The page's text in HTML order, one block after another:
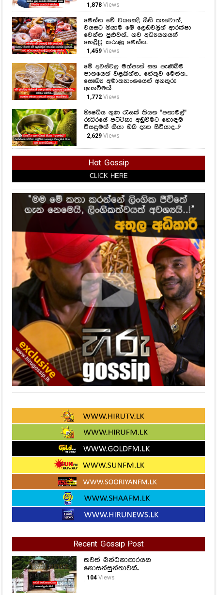
1,878Views
මෙන්න මේ වයසෙදි සීනි කෑවොත්,
වයසට ගියාම මේ ලෙඩවලින් ආරක්ෂා
වෙන්න පුළුවන්.. නව අධ්‍යයනයක්
හෙළිවූ කරුණු මෙන්න..
1,459Views
මේ දවස්වල මත්පැන් සහ පැණිබීම
පානයෙන් වළකින්න.. හේතුව මෙන්න..
සෞඛ්‍ය අමාත්‍යාංශයෙන් අනතුරු
ඇඟවීමක්..
1,772Views
ඖෂධීය ගුණ රැසක් තියන "පනාමල්"
රුධිරයේ පට්ටිකා අඩුවීමට හොඳම
විසඳුමක් කියා ඔබ දැන සිටියාද...?
2,629Views
Hot Gossip
CLICK HERE
Recent Gossip Post
තවත් බන්ධනාගාරයක
නොසන්සුන්තාවක්..
104Views